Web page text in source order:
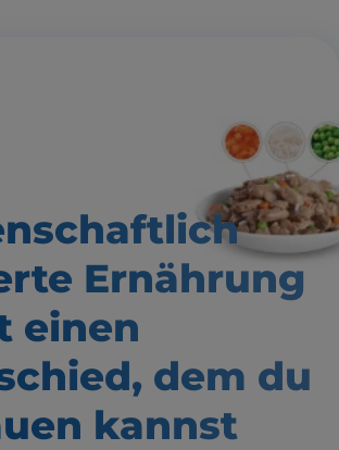
Ernährung
einen
dem du
kannst